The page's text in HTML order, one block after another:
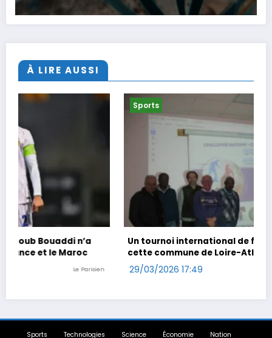
À LIRE AUSSI
Un tournoi international de foot en marchant dans
cette commune de Loire-Atlantique
29/03/2026 17:49
Sports Technologies Science Économie Nation